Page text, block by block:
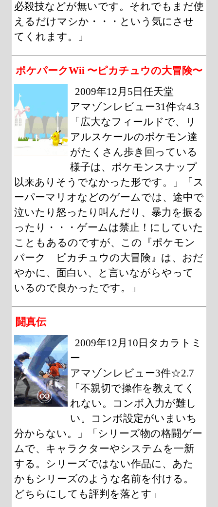
必殺技などが無いです。それでもまだ使
えるだけマシか・・・という気にさせ
てくれます。」
ポケパークWii 〜ピカチュウの大冒険〜
2009年12月5日任天堂
アマゾンレビュー31件☆4.3
「広大なフィールドで、リ
アルスケールのポケモン達
がたくさん歩き回っている
様子は、ポケモンスナップ
以来ありそうでなかった形です。」「ス
ーパーマリオなどのゲームでは、途中で
泣いたり怒ったり叫んだり、暴力を振る
ったり・・・ゲームは禁止！にしていた
こともあるのですが、この『ポケモン
パーク ピカチュウの大冒険』は、おだ
やかに、面白い、と言いながらやって
いるので良かったです。」
闘真伝
2009年12月10日タカラトミ
ー
アマゾンレビュー3件☆2.7
「不親切で操作を教えてく
れない。コンボ入力が難し
い。コンボ設定がいまいち
分からない。」「シリーズ物の格闘ゲー
ムで、キャラクターやシステムを一新
する。シリーズではない作品に、あた
かもシリーズのような名前を付ける。
どちらにしても評判を落とす」